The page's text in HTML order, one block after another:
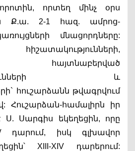
որտեղ մինչ օրս
Ք.ա. 2-1 հազ. ամրոց-
մնացորդները:
հայտնաբերված
և
հուշարձանն թվագրվում
Հուշարձան-համալիրն իր
Ս. Սարգիս եկեղեցին, որը
դարում, իսկ գլխավոր
XIII-XIV դարերում: